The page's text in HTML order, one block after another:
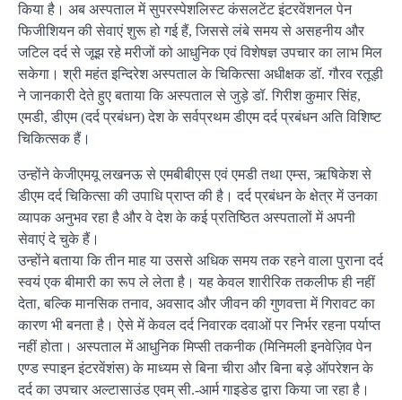
किया है। अब अस्पताल में सुपरस्पेशलिस्ट कंसलटेंट इंटरवेंशनल पेन
फिजीशियन की सेवाएं शुरू हो गई हैं, जिससे लंबे समय से असहनीय और
जटिल दर्द से जूझ रहे मरीजों को आधुनिक एवं विशेषज्ञ उपचार का लाभ मिल
सकेगा। श्री महंत इन्दिरेश अस्पताल के चिकित्सा अधीक्षक डॉ. गौरव रतूड़ी
ने जानकारी देते हुए बताया कि अस्पताल से जुड़े डॉ. गिरीश कुमार सिंह,
एमडी, डीएम (दर्द प्रबंधन) देश के सर्वप्रथम डीएम दर्द प्रबंधन अति विशिष्ट
चिकित्सक हैं।
उन्होंने केजीएमयू लखनऊ से एमबीबीएस एवं एमडी तथा एम्स, ऋषिकेश से
डीएम दर्द चिकित्सा की उपाधि प्राप्त की है। दर्द प्रबंधन के क्षेत्र में उनका
व्यापक अनुभव रहा है और वे देश के कई प्रतिष्ठित अस्पतालों में अपनी
सेवाएं दे चुके हैं।
उन्होंने बताया कि तीन माह या उससे अधिक समय तक रहने वाला पुराना दर्द
स्वयं एक बीमारी का रूप ले लेता है। यह केवल शारीरिक तकलीफ ही नहीं
देता, बल्कि मानसिक तनाव, अवसाद और जीवन की गुणवत्ता में गिरावट का
कारण भी बनता है। ऐसे में केवल दर्द निवारक दवाओं पर निर्भर रहना पर्याप्त
नहीं होता। अस्पताल में आधुनिक मिप्सी तकनीक (मिनिमली इनवेज़िव पेन
एण्ड स्पाइन इंटरवेंशंस) के माध्यम से बिना चीरा और बिना बड़े ऑपरेशन के
दर्द का उपचार अल्टासाउंड एवम् सी.-आर्म गाइडेड द्वारा किया जा रहा है।